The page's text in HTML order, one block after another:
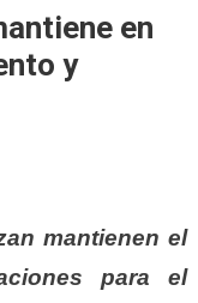
en
y
mantienen el
para el